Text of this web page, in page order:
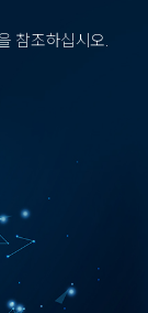
참조하십시오.